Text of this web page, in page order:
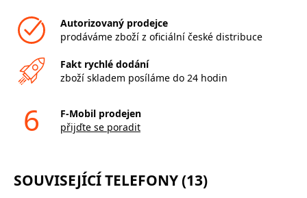
Autorizovaný prodejce
prodáváme zboží z oficiální české distribuce
Fakt rychlé dodání
zboží skladem posíláme do 24 hodin
6
F-Mobil prodejen
přijďte se poradit
SOUVISEJÍCÍ TELEFONY (13)